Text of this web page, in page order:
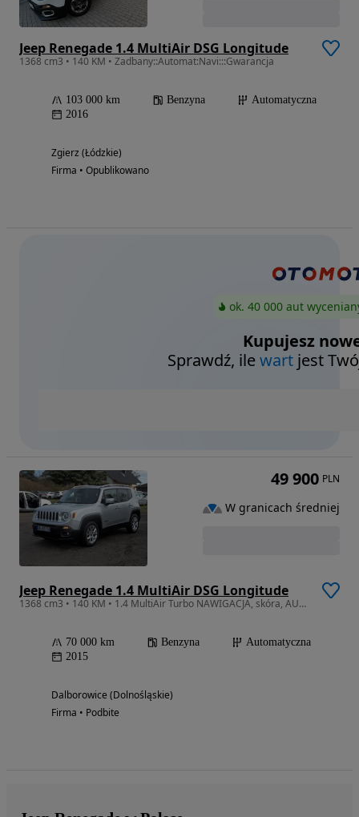
Jeep Renegade 1.4 MultiAir DSG Longitude
1368 cm3 • 140 KM • Zadbany::Automat:Navi:::Gwarancja
103 000 km Benzyna
Automatyczna
2016
Zgierz (Łódzkie)
Firma • Opublikowano
ok. 40 000 aut
Kupujesz
Sprawdź, ilewart jest
Jeep Renegade 1.4 MultiAir DSG Longitude
1368 cm3 • 140 KM • 1.4 MultiAir Turbo NAWIGACJA, skóra, AUTOMAT
70 000 km Benzyna
Automatyczna
2015
Dalborowice (Dolnośląskie)
Firma • Podbite
49 900 PLN
W granicach średniej